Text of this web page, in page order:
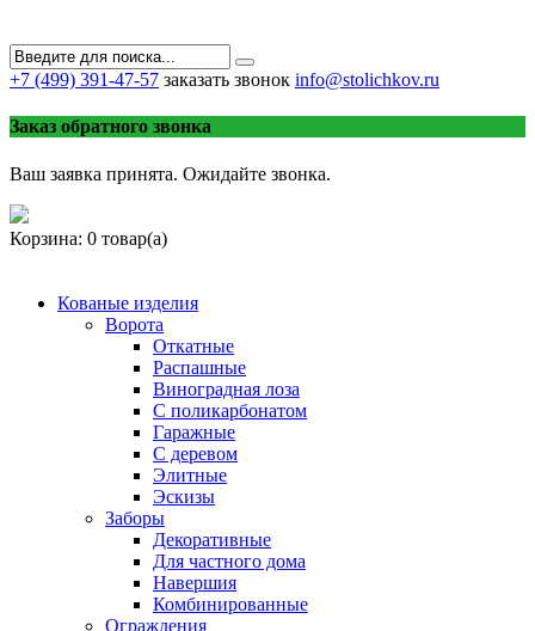
+7 (499) 391-47-57 заказать звонок info@stolichkov.ru
Заказ обратного звонка
Ваш заявка принята. Ожидайте звонка.
Корзина: 0 товар(а)
Кованые изделия
Ворота
Откатные
Распашные
Виноградная лоза
С поликарбонатом
Гаражные
С деревом
Элитные
Эскизы
Заборы
Декоративные
Для частного дома
Навершия
Комбинированные
Ограждения